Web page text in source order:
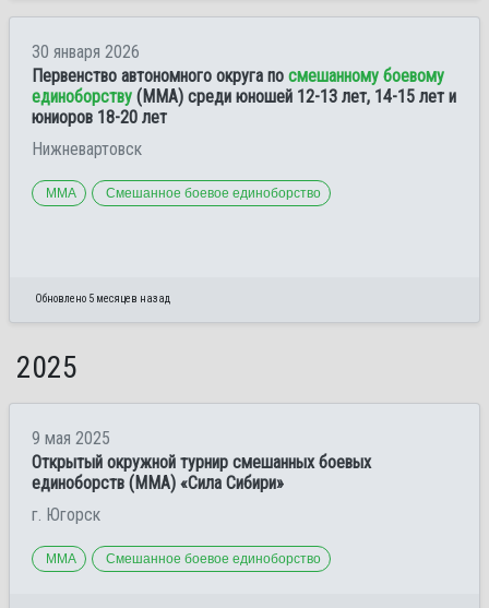
30 января 2026
Первенство автономного округа по смешанному боевому
единоборству (ММА) среди юношей 12-13 лет, 14-15 лет и
юниоров 18-20 лет
Нижневартовск
ММА Смешанное боевое единоборство
Обновлено 5 месяцев назад
2025
9 мая 2025
Открытый окружной турнир смешанных боевых
единоборств (ММА) «Сила Сибири»
г. Югорск
ММА Смешанное боевое единоборство